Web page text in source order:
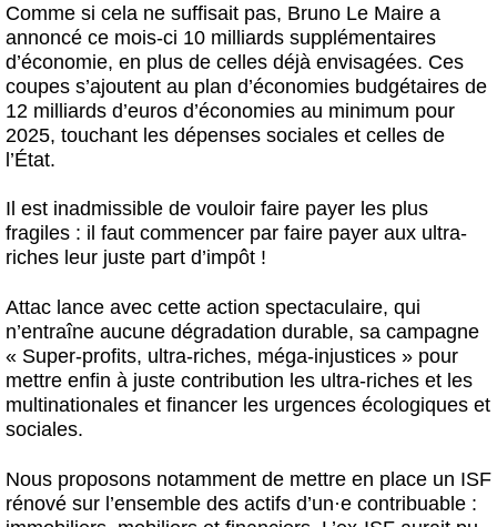
Comme si cela ne suffisait pas, Bruno Le Maire a
annoncé ce mois-ci 10 milliards supplémentaires
d’économie, en plus de celles déjà envisagées. Ces
coupes s’ajoutent au plan d’économies budgétaires de
12 milliards d’euros d’économies au minimum pour
2025, touchant les dépenses sociales et celles de
l’État.
Il est inadmissible de vouloir faire payer les plus
fragiles : il faut commencer par faire payer aux ultra-
riches leur juste part d’impôt !
Attac lance avec cette action spectaculaire, qui
n’entraîne aucune dégradation durable, sa campagne
« Super-profits, ultra-riches, méga-injustices » pour
mettre enfin à juste contribution les ultra-riches et les
multinationales et financer les urgences écologiques et
sociales.
Nous proposons notamment de mettre en place un ISF
rénové sur l’ensemble des actifs d’un·e contribuable :